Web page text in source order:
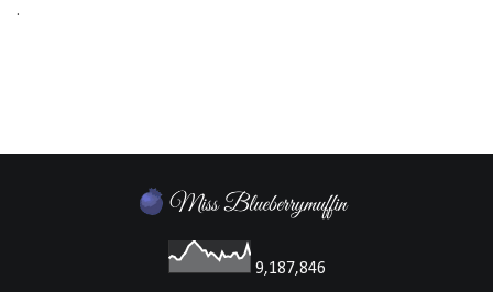
.
9,187,846